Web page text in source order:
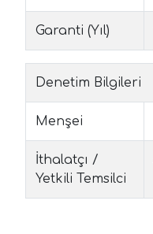
Garanti (Yıl)
Denetim Bilgileri
Menşei
İthalatçı /
Yetkili Temsilci